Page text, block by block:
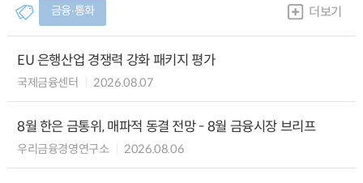
금융∙통화 더보기
EU 은행산업 경쟁력 강화 패키지 평가
국제금융센터 2026.08.07
8월 한은 금통위, 매파적 동결 전망 - 8월 금융시장 브리프
우리금융경영연구소 2026.08.06